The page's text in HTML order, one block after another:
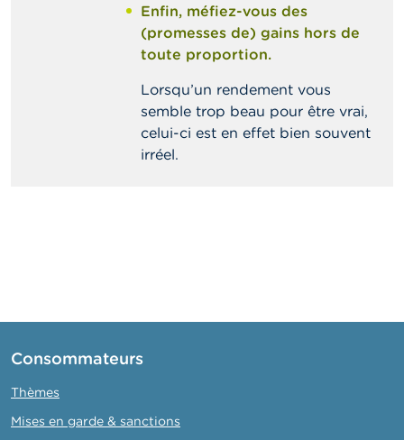
Enfin, méfiez-vous des
(promesses de) gains hors de
toute proportion.
Lorsqu’un rendement vous
semble trop beau pour être vrai,
celui-ci est en effet bien souvent
irréel.
Consommateurs
Thèmes
Mises en garde & sanctions